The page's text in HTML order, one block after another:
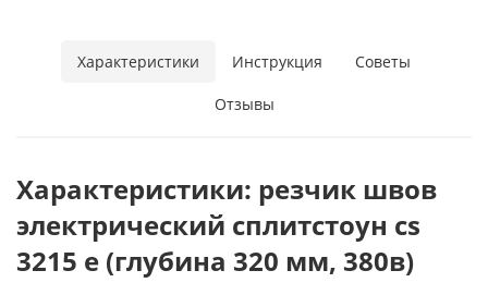
Характеристики Инструкция Советы
Отзывы
Характеристики: резчик швов
электрический сплитстоун cs
3215 e (глубина 320 мм, 380в)